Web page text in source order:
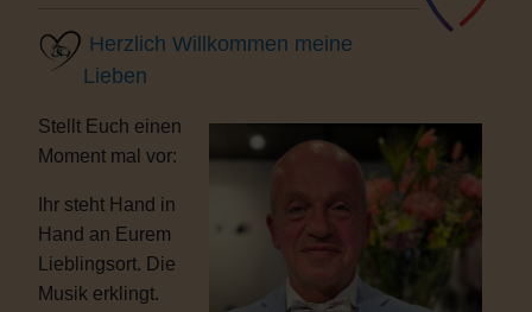
Herzlich Willkommen meine
Lieben
Stellt Euch einen
Moment mal vor:
Ihr steht Hand in
Hand an Eurem
Lieblingsort. Die
Musik erklingt.